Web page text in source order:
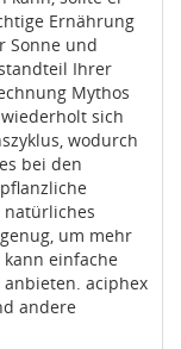
Ernährung
Sonne und
Ihrer
Mythos
sich
wodurch
bei den
natürliches
um mehr
einfache
aciphex
andere